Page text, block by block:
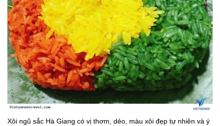
Xôi ngũ sắc Hà Giang có vị thơm, dẻo, màu xôi đẹp tự nhiên và ý